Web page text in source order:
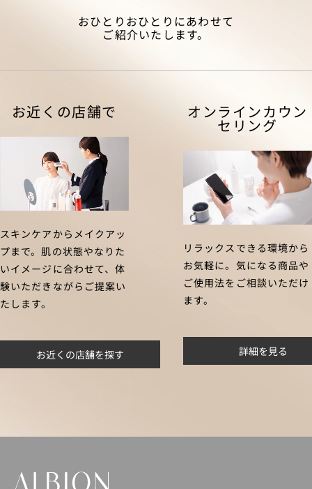
おひとりおひとりにあわせて
ご紹介いたします。
お近くの店舗で
スキンケアからメイクアッ
プまで。肌の状態やなりた
いイメージに合わせて、体
験いただきながらご提案い
たします。
お近くの店舗を探す
オンラインカウン
セリング
リラックスできる環境から
お気軽に。気になる商品や
ご使用法をご相談いただけ
ます。
詳細を見る